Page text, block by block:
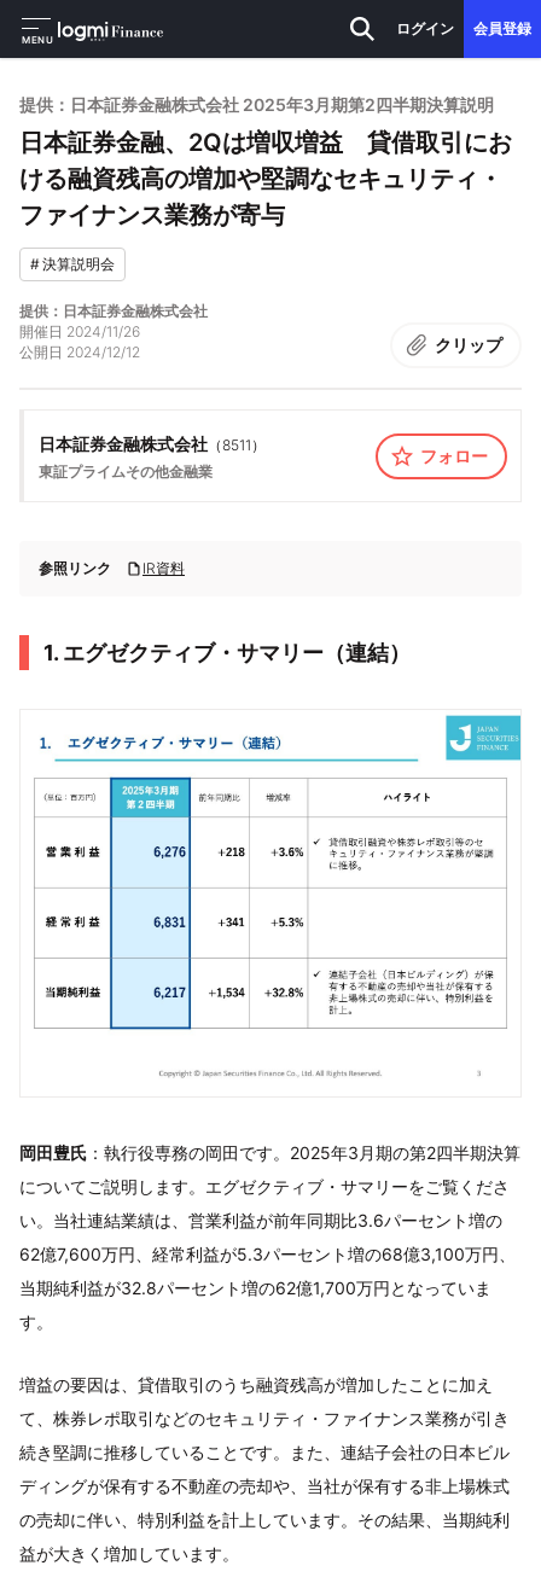
MENU
ログイン 会員登録
提供：日本証券金融株式会社 2025年3月期第2四半期決算説明
日本証券金融、2Qは増収増益 貸借取引にお
ける融資残高の増加や堅調なセキュリティ・
ファイナンス業務が寄与
#決算説明会
提供：日本証券金融株式会社
開催日 2024/11/26
公開日 2024/12/12 クリップ
日本証券金融株式会社 （8511 ）
東証プライムその他金融業
フォロー
参照リンク IR資料
1. エグゼクティブ・サマリー（連結）
岡田豊氏 ：執行役専務の岡田です。2025年3月期の第2四半期決算
についてご説明します。エグゼクティブ・サマリーをご覧くださ
い。当社連結業績は、営業利益が前年同期比3.6パーセント増の
62億7,600万円、経常利益が5.3パーセント増の68億3,100万円、
当期純利益が32.8パーセント増の62億1,700万円となっていま
す。
増益の要因は、貸借取引のうち融資残高が増加したことに加え
て、株券レポ取引などのセキュリティ・ファイナンス業務が引き
続き堅調に推移していることです。また、連結子会社の日本ビル
ディングが保有する不動産の売却や、当社が保有する非上場株式
の売却に伴い、特別利益を計上しています。その結果、当期純利
益が大きく増加しています。